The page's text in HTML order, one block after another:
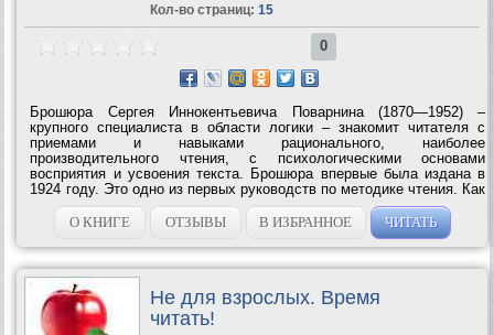
Кол-во страниц: 15
0
Брошюра Сергея Иннокентьевича Поварнина (1870—1952) –
крупного специалиста в области логики – знакомит читателя с
приемами и навыками рационального, наиболее
производительного чтения, с психологическими основами
восприятия и усвоения текста. Брошюра впервые была издана в
1924 году. Это одно из первых руководств по методике чтения. Как
писал C. И. Пoварнин в предисловии к изданию 1924 года, – это
«краткое введение в искусство чтения»....
О КНИГЕ ОТЗЫВЫ В ИЗБРАННОЕ ЧИТАТЬ
Не для взрослых. Время
читать!